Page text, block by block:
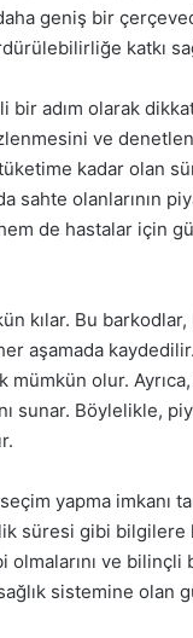
geniş bir
katkı
bir adım olarak
ve
kadar olan
sahte olanlarının
de hastalar için
kılar. Bu
aşamada
olur. Ayrıca,
sunar. Böylelikle,
yapma imkanı
süresi gibi bilgilere
olmalarını ve
sistemine olan